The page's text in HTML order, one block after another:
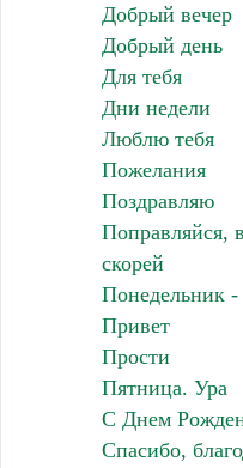
Добрый вечер
Добрый день
Для тебя
Дни недели
Люблю тебя
Пожелания
Поздравляю
Поправляйся,
скорей
Понедельник
Привет
Прости
Пятница. Ура
С Днем
Спасибо,